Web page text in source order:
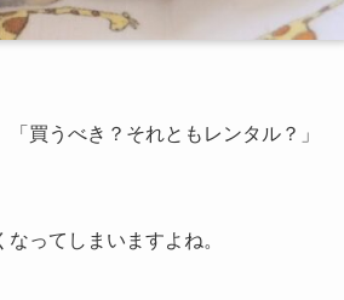
買うべき？それともレンタル？」
ってしまいますよね。